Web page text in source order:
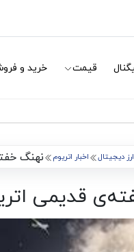
قیمت خرید و
دیجیتال اخبار اتریوم نهنگ
قدیمی